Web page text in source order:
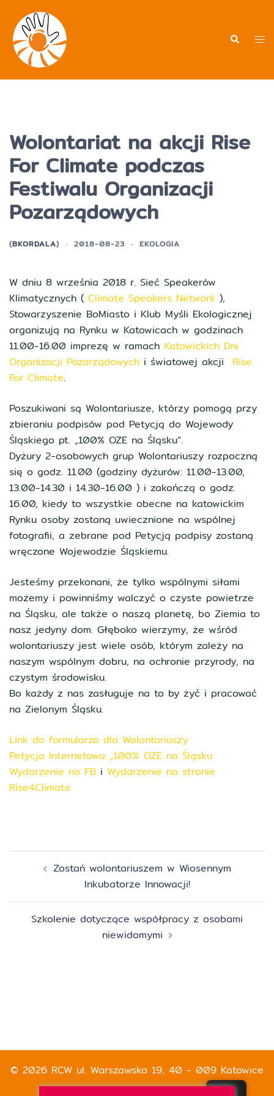
treści
Wolontariat na akcji Rise
For Climate podczas
Festiwalu Organizacji
Pozarządowych
(BKORDALA) 2018-08-23 EKOLOGIA
W dniu 8 września 2018 r. Sieć Speakerów
Klimatycznych ( Climate Speakers Network ),
Stowarzyszenie BoMiasto i Klub Myśli Ekologicznej
organizują na Rynku w Katowicach w godzinach
11.00-16.00 imprezę w ramach Katowickich Dni
Organizacji Pozarządowych i światowej akcji Rise
For Climate.
Poszukiwani są Wolontariusze, którzy pomogą przy
zbieraniu podpisów pod Petycją do Wojewody
Śląskiego pt. „100% OZE na Śląsku”.
Dyżury 2-osobowych grup Wolontariuszy rozpoczną
się o godz. 11.00 (godziny dyżurów: 11.00-13.00,
13.00-14.30 i 14.30-16.00 ) i zakończą o godz.
16.00, kiedy to wszystkie obecne na katowickim
Rynku osoby zostaną uwiecznione na wspólnej
fotografii, a zebrane pod Petycją podpisy zostaną
wręczone Wojewodzie Śląskiemu.
Jesteśmy przekonani, że tylko wspólnymi siłami
możemy i powinniśmy walczyć o czyste powietrze
na Śląsku, ale także o naszą planetę, bo Ziemia to
nasz jedyny dom. Głęboko wierzymy, że wśród
wolontariuszy jest wiele osób, którym zależy na
naszym wspólnym dobru, na ochronie przyrody, na
czystym środowisku.
Bo każdy z nas zasługuje na to by żyć i pracować
na Zielonym Śląsku.
Link do formularza dla Wolontariuszy
Petycja Internetowa „100% OZE na Śląsku
Wydarzenie na FB i Wydarzenie na stronie
Rise4Climate
Zobacz
wpisy Zostań wolontariuszem w Wiosennym
Inkubatorze Innowacji!
Szkolenie dotyczące współpracy z osobami
niewidomymi
© 2026 RCW ul. Warszawska 19, 40 - 009 Katowice